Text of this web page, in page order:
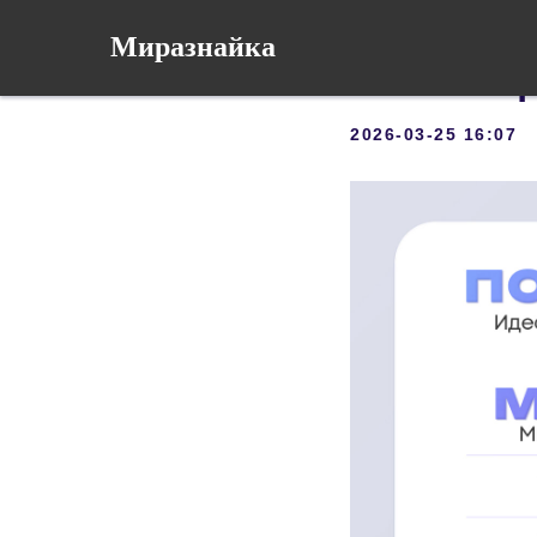
Миразнайка
2026-03-25 16:07